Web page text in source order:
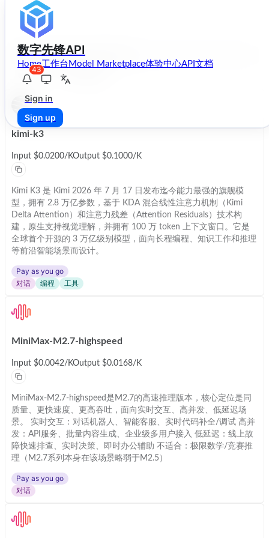
数字先锋API
Home工作台 Model Marketplace体验中心API文档
43
Sign in
Sign up
Copy
kimi-k3
Input $0.0200/KOutput $0.1000/K
Kimi K3 是 Kimi 2026 年 7 月 17 日发布迄今能力最强的旗舰模
型，拥有 2.8 万亿参数，基于 KDA 混合线性注意力机制（Kimi
Delta Attention）和注意力残差（Attention Residuals）技术构
建，原生支持视觉理解，并拥有 100 万 token 上下文窗口。它是
全球首个开源的 3 万亿级别模型，面向长程编程、知识工作和推理
等前沿智能场景而设计。
Pay as you go
对话
编程 工具
MiniMax-M2.7-highspeed
Input $0.0042/KOutput $0.0168/K
MiniMax-M2.7-highspeed是M2.7的高速推理版本，核心定位是同
质量、更快速度、更高吞吐，面向实时交互、高并发、低延迟场
景。 实时交互：对话机器人、智能客服、实时代码补全/调试 高并
发：API服务、批量内容生成、企业级多用户接入 低延迟：线上故
障快速排查、实时决策、即时办公辅助 不适合：极限数学/竞赛推
理（M2.7系列本身在该场景略弱于M2.5）
Pay as you go
对话